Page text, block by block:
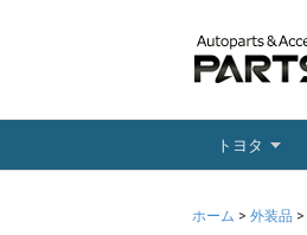
トヨタ
ホーム > 外装品 >